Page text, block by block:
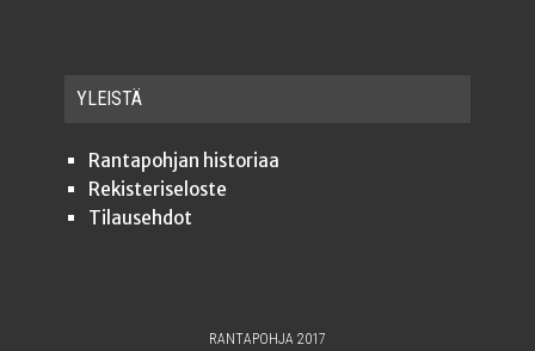
YLEISTÄ
Ran­ta­poh­jan historiaa
Rekis­te­ri­se­los­te
Tilauseh­dot
RANTAPOHJA 2017